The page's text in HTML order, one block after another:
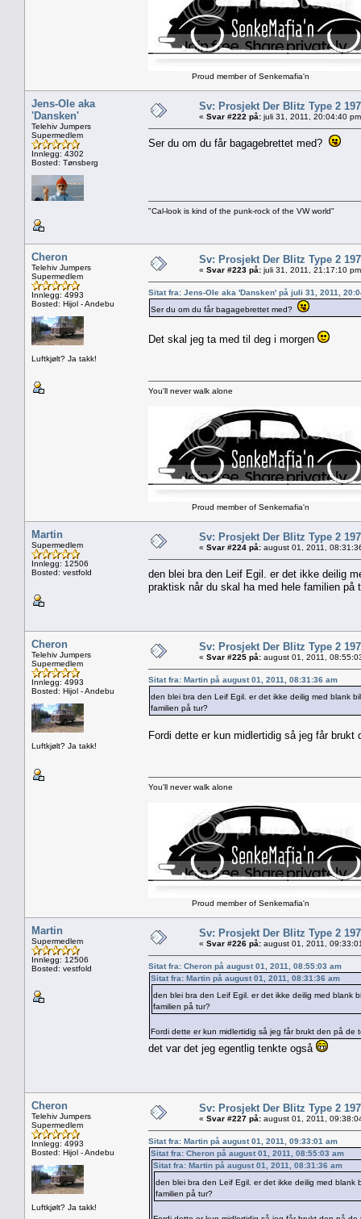
Proud member of Senkemafia'n
Jens-Ole aka
'Dansken'
Telehiv Jumpers
Supermedlem
Innlegg: 4302
Bosted: Tønsberg
Sv: Prosjekt Der Blitz Type 2
« Svar #222 på: juli 31, 2011, 20:04:40
Ser du om du får bagagebrettet med?
"Cal-look is kind of the punk-rock of the VW world"
Cheron
Telehiv Jumpers
Supermedlem
Innlegg: 4993
Bosted: Hijol - Andebu
Luftkjølt? Ja takk!
Sv: Prosjekt Der Blitz Type 2
« Svar #223 på: juli 31, 2011, 21:17:10
Sitat fra: Jens-Ole aka 'Dansken' på juli 31, 2011,
Ser du om du får bagagebrettet med?
Det skal jeg ta med til deg i morgen
You'll never walk alone
Proud member of Senkemafia'n
Martin
Supermedlem
Innlegg: 12506
Bosted: vestfold
Sv: Prosjekt Der Blitz Type 2
« Svar #224 på: august 01, 2011,
den blei bra den Leif Egil. er det ikke deilig
praktisk når du skal ha med hele familien på
Cheron
Telehiv Jumpers
Supermedlem
Innlegg: 4993
Bosted: Hijol - Andebu
Luftkjølt? Ja takk!
Sv: Prosjekt Der Blitz Type 2
« Svar #225 på: august 01, 2011,
Sitat fra: Martin på august 01, 2011, 08:31:36 am
den blei bra den Leif Egil. er det ikke deilig med blank
familien på tur?
Fordi dette er kun midlertidig så jeg får brukt
You'll never walk alone
Proud member of Senkemafia'n
Martin
Supermedlem
Innlegg: 12506
Bosted: vestfold
Sv: Prosjekt Der Blitz Type 2
« Svar #226 på: august 01, 2011,
Sitat fra: Cheron på august 01, 2011, 08:55:03 am
Sitat fra: Martin på august 01, 2011, 08:31:36 am
den blei bra den Leif Egil. er det ikke deilig med blank
familien på tur?
Fordi dette er kun midlertidig så jeg får brukt den på de
det var det jeg egentlig tenkte også
Cheron
Telehiv Jumpers
Supermedlem
Innlegg: 4993
Bosted: Hijol - Andebu
Luftkjølt? Ja takk!
Sv: Prosjekt Der Blitz Type 2
« Svar #227 på: august 01, 2011,
Sitat fra: Martin på august 01, 2011, 09:33:01 am
Sitat fra: Cheron på august 01, 2011, 08:55:03 am
Sitat fra: Martin på august 01, 2011, 08:31:36 am
den blei bra den Leif Egil. er det ikke deilig med
familien på tur?